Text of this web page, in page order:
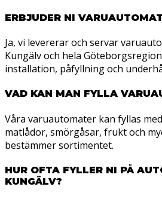
ERBJUDER NI
Ja, vi levererar och servar
Kungälv och hela
installation, påfyllning och
VAD KAN MAN FYLLA
Våra varuautomater kan fyllas
matlådor, smörgåsar, frukt och
bestämmer sortimentet.
HUR OFTA FYLLER NI PÅ
KUNGÄLV?